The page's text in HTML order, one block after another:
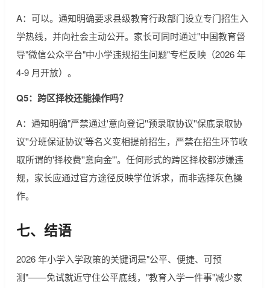
A：可以。通知明确要求县级教育行政部门设立专门招生入
学热线，并向社会主动公开。家长可同时通过"中国教育督
导"微信公众平台"中小学违规招生问题"专栏反映（2026 年
4-9 月开放）。
Q5：跨区择校还能操作吗？
A：通知明确"严禁通过'意向登记''预录取协议''保底录取协
议''分班保证协议'等名义变相提前招生，严禁在招生环节收
取所谓的'择校费''意向金'"。任何形式的跨区择校都涉嫌违
规，家长应通过官方途径反映学位诉求，而非选择灰色操
作。
七、结语
2026 年小学入学政策的关键词是"公平、便捷、可预
测"——免试就近守住公平底线，"教育入学一件事"减少家